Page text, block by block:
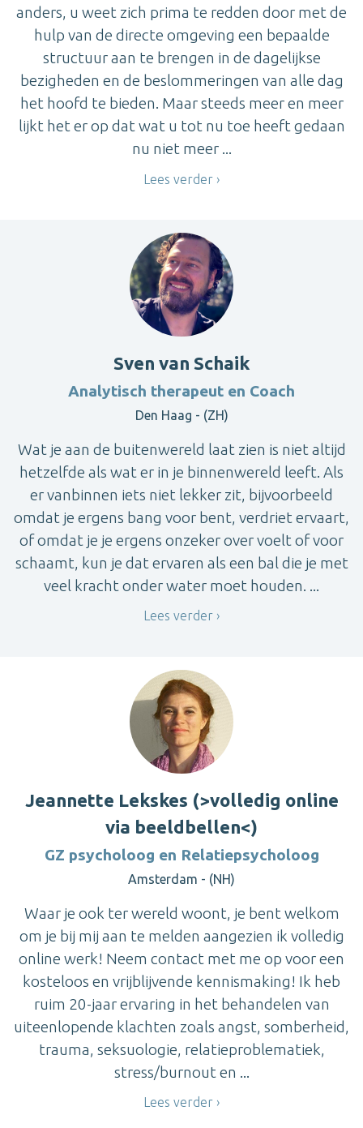
anders, u weet zich prima te redden door met de
hulp van de directe omgeving een bepaalde
structuur aan te brengen in de dagelijkse
bezigheden en de beslommeringen van alle dag
het hoofd te bieden. Maar steeds meer en meer
lijkt het er op dat wat u tot nu toe heeft gedaan
nu niet meer ...
Lees verder
Sven van Schaik
Analytisch therapeut en Coach
Den Haag - (ZH)
Wat je aan de buitenwereld laat zien is niet altijd
hetzelfde als wat er in je binnenwereld leeft. Als
er vanbinnen iets niet lekker zit, bijvoorbeeld
omdat je ergens bang voor bent, verdriet ervaart,
of omdat je je ergens onzeker over voelt of voor
schaamt, kun je dat ervaren als een bal die je met
veel kracht onder water moet houden. ...
Lees verder
Jeannette Lekskes (>volledig online
via beeldbellen<)
GZ psycholoog en Relatiepsycholoog
Amsterdam - (NH)
Waar je ook ter wereld woont, je bent welkom
om je bij mij aan te melden aangezien ik volledig
online werk! Neem contact met me op voor een
kosteloos en vrijblijvende kennismaking! Ik heb
ruim 20-jaar ervaring in het behandelen van
uiteenlopende klachten zoals angst, somberheid,
trauma, seksuologie, relatieproblematiek,
stress/burnout en ...
Lees verder